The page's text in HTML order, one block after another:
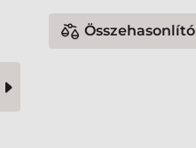
Összehasonlító